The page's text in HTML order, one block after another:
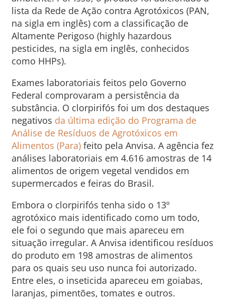
lista da Rede de Ação contra Agrotóxicos (PAN,
na sigla em inglês) com a classificação de
Altamente Perigoso (highly hazardous
pesticides, na sigla em inglês, conhecidos
como HHPs).
Exames laboratoriais feitos pelo Governo
Federal comprovaram a persistência da
substância. O clorpirifós foi um dos destaques
negativos da última edição do Programa de
Análise de Resíduos de Agrotóxicos em
Alimentos (Para) feito pela Anvisa. A agência fez
análises laboratoriais em 4.616 amostras de 14
alimentos de origem vegetal vendidos em
supermercados e feiras do Brasil.
Embora o clorpirifós tenha sido o 13º
agrotóxico mais identificado como um todo,
ele foi o segundo que mais apareceu em
situação irregular. A Anvisa identificou resíduos
do produto em 198 amostras de alimentos
para os quais seu uso nunca foi autorizado.
Entre eles, o inseticida apareceu em goiabas,
laranjas, pimentões, tomates e outros.